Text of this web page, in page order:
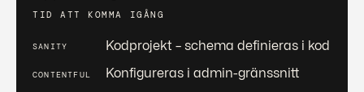
TID ATT KOMMA IGÅNG
Kodprojekt – schema definieras i kod
Konfigureras i admin-gränssnitt